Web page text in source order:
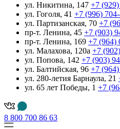
ул. Никитина, 147 +7
ул. Гоголя, 41 +7 (996)
ул. Партизанская, 70 +7
пр-т. Ленина, 45 +7 (903)
пр-т. Ленина, 169 +7 (964)
ул. Малахова, 120а +7
ул. Попова, 142 +7 (903)
ул. Балтийская, 96 +7
ул. 280-летия Барнаула, 21
ул. 65 лет Победы, 1 +7
8 800 700 86 63